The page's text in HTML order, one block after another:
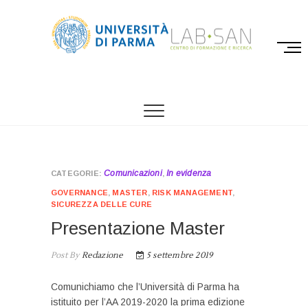
DEI SISTEMI SANITARI
M
Comunicazioni,In evidenza
GOVERNANCE, MASTER, RISK MANAGEMENT,
SICUREZZA DELLE CURE
Presentazione Master
Post ByRedazione 5 settembre 2019
Comunichiamo che l’Università di Parma ha
istituito per l’AA 2019-2020 la prima edizione